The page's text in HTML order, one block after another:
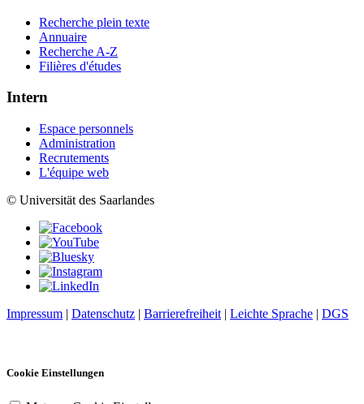
Recherche plein texte
Annuaire
Recherche A-Z
Filières d'études
Intern
Espace personnels
Administration
Recrutements
L'équipe web
© Universität des Saarlandes
Impressum | Datenschutz | Barrierefreiheit | Leichte Sprache | DGS
Cookie Einstellungen